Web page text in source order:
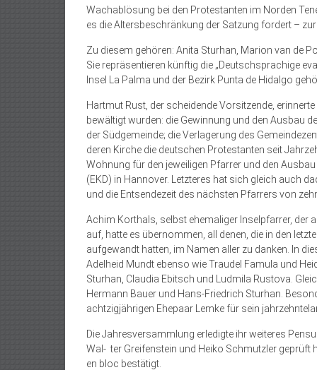
Wachablösung bei den Protes­tanten im Norden
es die Altersbeschränkung der Satzung fordert –
Zu diesem gehören: Anita Sturhan, Marion van de
Sie repräsentieren künftig die „Deutschsprachige
Insel La Palma und der Bezirk Punta de Hidalgo
Hartmut Rust, der scheidende Vorsitzende,
bewältigt wurden: die Gewinnung und den Ausbau
der Südgemeinde; die Verlagerung des
deren Kirche die deutschen Protestanten seit
Wohnung für den jeweiligen Pfarrer und den
(EKD) in Hannover. Letzteres hat sich gleich auch
und die Entsendezeit des nächsten Pfarrers von
Achim Korthals, selbst ehemaliger Inselpfarrer, der
auf, hatte es übernommen, all denen, die in den
aufgewandt hatten, im Namen aller zu danken. In
Adelheid Mundt ebenso wie Traudel Famula und
Sturhan, Claudia Ebitsch und Ludmila Rustova.
Hermann Bauer und Hans-Friedrich Sturhan.
achtzigjährigen Ehepaar Lemke für sein
Die Jahresversammlung erledigte ihr weiteres
Wal- ter Greifenstein und Heiko Schmutzler geprüft
en bloc bestätigt.